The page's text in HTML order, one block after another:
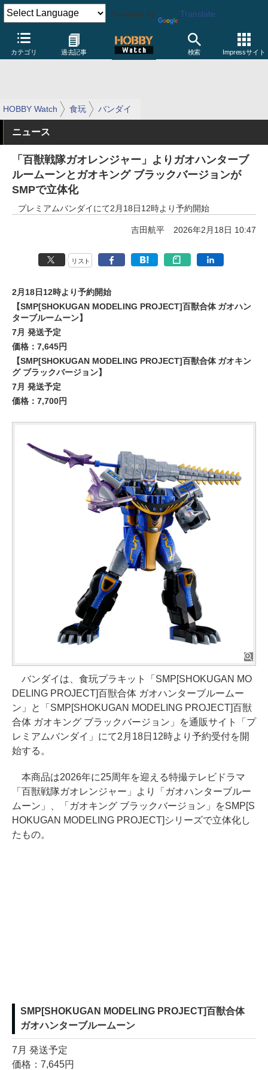
Powered by Translate
カテゴリ 過去記事 検索 Impressサイト
HOBBY Watch 食玩 バンダイ
ニュース
「百獣戦隊ガオレンジャー」よりガオハンターブ
ルームーンとガオキング ブラックバージョンが
SMPで立体化
プレミアムバンダイにて2月18日12時より予約開始
吉田航平 2026年2月18日 10:47
リスト
2月18日12時より予約開始
【SMP[SHOKUGAN MODELING PROJECT]百獣合体 ガオハン
ターブルームーン】
7月 発送予定
価格：7,645円
【SMP[SHOKUGAN MODELING PROJECT]百獣合体 ガオキン
グ ブラックバージョン】
7月 発送予定
価格：7,700円
バンダイは、食玩プラキット「SMP[SHOKUGAN MO
DELING PROJECT]百獣合体 ガオハンターブルームー
ン」と「SMP[SHOKUGAN MODELING PROJECT]百獣
合体 ガオキング ブラックバージョン」を通販サイト「プ
レミアムバンダイ」にて2月18日12時より予約受付を開
始する。
本商品は2026年に25周年を迎える特撮テレビドラマ
「百獣戦隊ガオレンジャー」より「ガオハンターブルー
ムーン」、「ガオキング ブラックバージョン」をSMP[S
HOKUGAN MODELING PROJECT]シリーズで立体化し
たもの。
SMP[SHOKUGAN MODELING PROJECT]百獣合体
ガオハンターブルームーン
7月 発送予定
価格：7,645円